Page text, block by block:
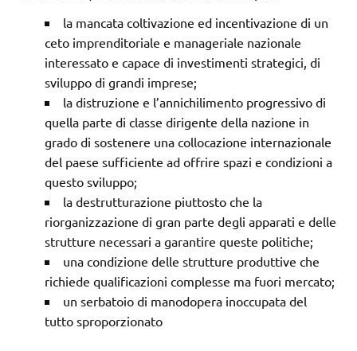
la mancata coltivazione ed incentivazione di un
ceto imprenditoriale e manageriale nazionale
interessato e capace di investimenti strategici, di
sviluppo di grandi imprese;
la distruzione e l’annichilimento progressivo di
quella parte di classe dirigente della nazione in
grado di sostenere una collocazione internazionale
del paese sufficiente ad offrire spazi e condizioni a
questo sviluppo;
la destrutturazione piuttosto che la
riorganizzazione di gran parte degli apparati e delle
strutture necessari a garantire queste politiche;
una condizione delle strutture produttive che
richiede qualificazioni complesse ma fuori mercato;
un serbatoio di manodopera inoccupata del
tutto sproporzionato